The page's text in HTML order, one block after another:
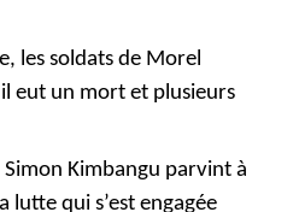
les soldats de Morel
eut un mort et plusieurs
Kimbangu parvint à
lutte qui s’est engagée